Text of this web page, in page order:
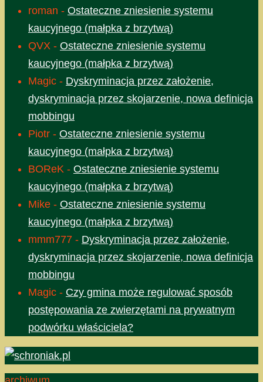
roman - Ostateczne zniesienie systemu
kaucyjnego (małpka z brzytwą)
QVX - Ostateczne zniesienie systemu
kaucyjnego (małpka z brzytwą)
Magic - Dyskryminacja przez założenie,
dyskryminacja przez skojarzenie, nowa definicja
mobbingu
Piotr - Ostateczne zniesienie systemu
kaucyjnego (małpka z brzytwą)
BOReK - Ostateczne zniesienie systemu
kaucyjnego (małpka z brzytwą)
Mike - Ostateczne zniesienie systemu
kaucyjnego (małpka z brzytwą)
mmm777 - Dyskryminacja przez założenie,
dyskryminacja przez skojarzenie, nowa definicja
mobbingu
Magic - Czy gmina może regulować sposób
postępowania ze zwierzętami na prywatnym
podwórku właściciela?